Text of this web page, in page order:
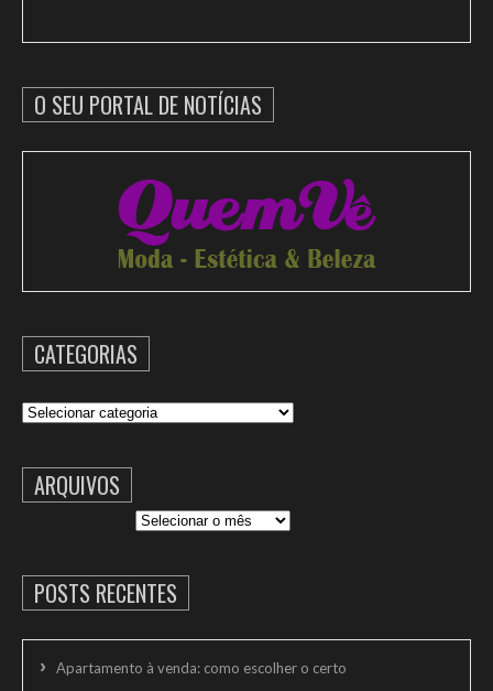
O SEU PORTAL DE NOTÍCIAS
CATEGORIAS
Categorias
ARQUIVOS
POSTS RECENTES
Apartamento à venda: como escolher o certo